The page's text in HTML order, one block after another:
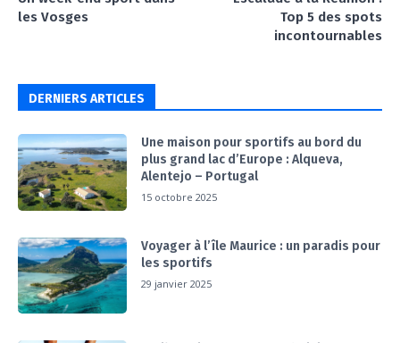
les Vosges
Top 5 des spots
incontournables
DERNIERS ARTICLES
Une maison pour sportifs au bord du
plus grand lac d’Europe : Alqueva,
Alentejo – Portugal
15 octobre 2025
Voyager à l’île Maurice : un paradis pour
les sportifs
29 janvier 2025